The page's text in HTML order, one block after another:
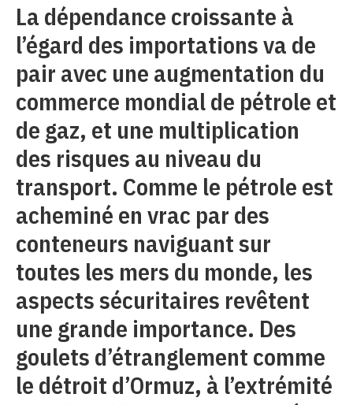
La dépendance croissante à
l’égard des importations va de
pair avec une augmentation du
commerce mondial de pétrole et
de gaz, et une multiplication
des risques au niveau du
transport. Comme le pétrole est
acheminé en vrac par des
conteneurs naviguant sur
toutes les mers du monde, les
aspects sécuritaires revêtent
une grande importance. Des
goulets d’étranglement comme
le détroit d’Ormuz, à l’extrémité